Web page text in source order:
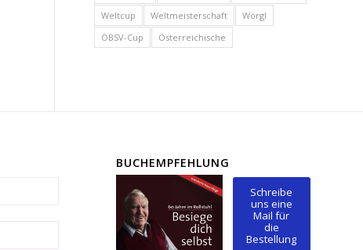
Weltcup
Weltmeisterschaft
Wörgl
ÖBSV-Cup
Österreichische
BUCHEMPFEHLUNG
Schreibe
uns eine
Mail für
die
Bestellung